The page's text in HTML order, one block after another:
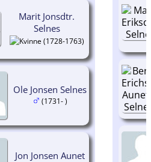
Marit Jonsdtr.
Selnes
(1728-1763)
Ole Jonsen Selnes
(1731- )
Jon Jonsen Aunet